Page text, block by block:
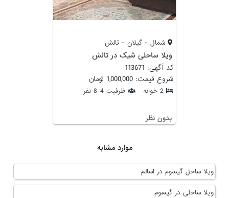
شمال - گیلان - تالش
ویلا ساحلی شیک در تالش
کد آگهی: 113671
شروع قیمت: 1,000,000 تومان
2 خوابه ظرفیت 4-8 نفر
بدون نظر
موارد مشابه
ویلا ساحل گیسوم در اسالم
ویلا ساحلی در گیسوم